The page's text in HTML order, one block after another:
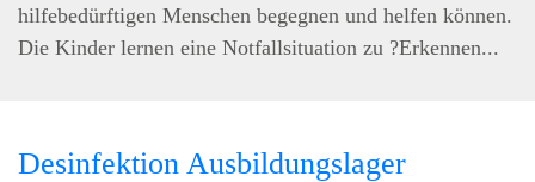
hilfebedürftigen Menschen begegnen und helfen können.
Die Kinder lernen eine Notfallsituation zu ?Erkennen...
Desinfektion Ausbildungslager